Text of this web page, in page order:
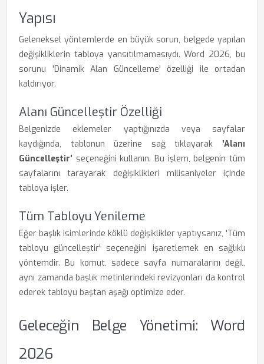
Yapısı
Geleneksel yöntemlerde en büyük sorun, belgede yapılan
değişikliklerin tabloya yansıtılmamasıydı. Word 2026, bu
sorunu 'Dinamik Alan Güncelleme' özelliği ile ortadan
kaldırıyor.
Alanı Güncelleştir Özelliği
Belgenizde eklemeler yaptığınızda veya sayfalar
kaydığında, tablonun üzerine sağ tıklayarak 'Alanı
Güncelleştir' seçeneğini kullanın. Bu işlem, belgenin tüm
sayfalarını tarayarak değişiklikleri milisaniyeler içinde
tabloya işler.
Tüm Tabloyu Yenileme
Eğer başlık isimlerinde köklü değişiklikler yaptıysanız, 'Tüm
tabloyu güncelleştir' seçeneğini işaretlemek en sağlıklı
yöntemdir. Bu komut, sadece sayfa numaralarını değil,
aynı zamanda başlık metinlerindeki revizyonları da kontrol
ederek tabloyu baştan aşağı optimize eder.
Geleceğin Belge Yönetimi: Word
2026